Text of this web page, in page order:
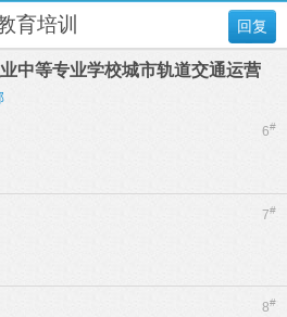
回复
育培训
中等专业学校城市轨道交通运营
6#
7#
8#